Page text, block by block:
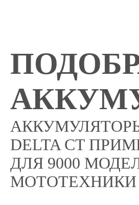
DELTA CT
ДЛЯ 9000
МОТОТЕХНИКИ